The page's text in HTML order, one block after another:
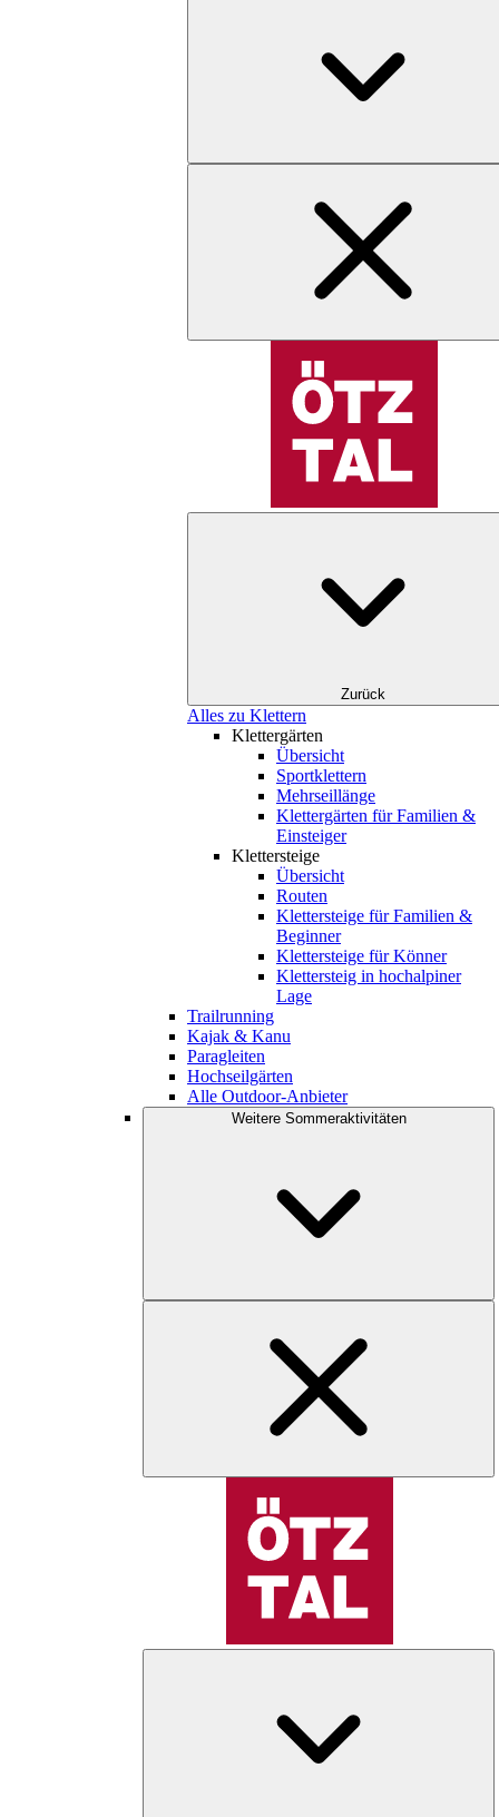
Zurück
Alles zu Klettern
Klettergärten
Übersicht
Sportklettern
Mehrseillänge
Klettergärten für Familien &
Einsteiger
Klettersteige
Übersicht
Routen
Klettersteige für Familien &
Beginner
Klettersteige für Könner
Klettersteig in hochalpiner
Lage
Trailrunning
Kajak & Kanu
Paragleiten
Hochseilgärten
Alle Outdoor-Anbieter
Weitere Sommeraktivitäten